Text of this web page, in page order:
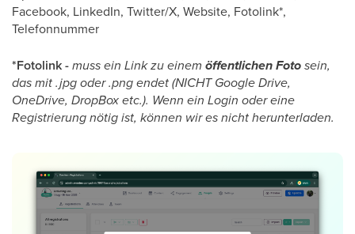
Facebook, LinkedIn, Twitter/X, Website, Fotolink*,
Telefonnummer
*Fotolink -muss ein Link zu einem öffentlichen Fotosein,
das mit .jpg oder .png endet (NICHT Google Drive,
OneDrive, DropBox etc.). Wenn ein Login oder eine
Registrierung nötig ist, können wir es nicht herunterladen.